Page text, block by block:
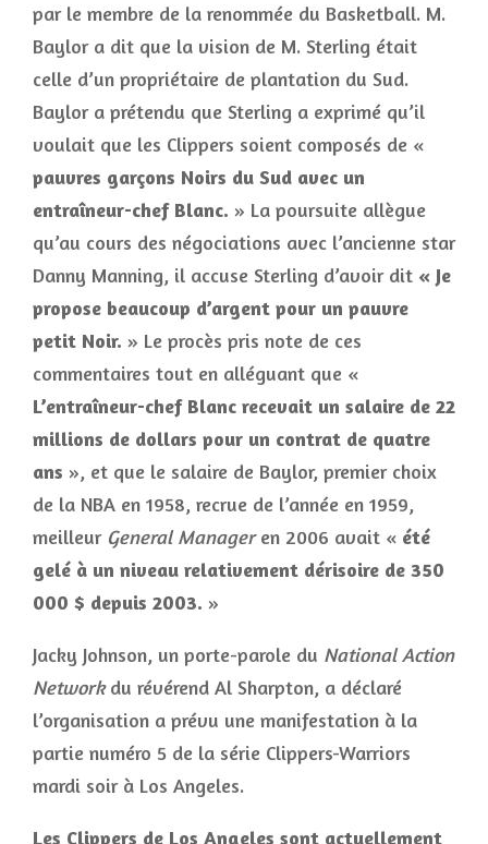
par le membre de la renommée du Basketball. M.
Baylor a dit que la vision de M. Sterling était
celle d’un propriétaire de plantation du Sud.
Baylor a prétendu que Sterling a exprimé qu’il
voulait que les Clippers soient composés de «
pauvres garçons Noirs du Sud avec un
entraîneur-chef Blanc. » La poursuite allègue
qu’au cours des négociations avec l’ancienne star
Danny Manning, il accuse Sterling d’avoir dit « Je
propose beaucoup d’argent pour un pauvre
petit Noir. » Le procès pris note de ces
commentaires tout en alléguant que «
L’entraîneur-chef Blanc recevait un salaire de 22
millions de dollars pour un contrat de quatre
ans », et que le salaire de Baylor, premier choix
de la NBA en 1958, recrue de l’année en 1959,
meilleur General Manageren 2006 avait « été
gelé à un niveau relativement dérisoire de 350
000 $ depuis 2003. »
Jacky Johnson, un porte-parole du National Action
Networkdu révérend Al Sharpton, a déclaré
l’organisation a prévu une manifestation à la
partie numéro 5 de la série Clippers-Warriors
mardi soir à Los Angeles.
Les Clippers de Los Angeles sont actuellement